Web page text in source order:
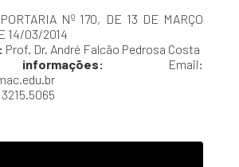
PORTARIA Nº 170, DE 13 DE MARÇO
14/03/2014
Prof. Dr. André Falcão Pedrosa Costa
Email: